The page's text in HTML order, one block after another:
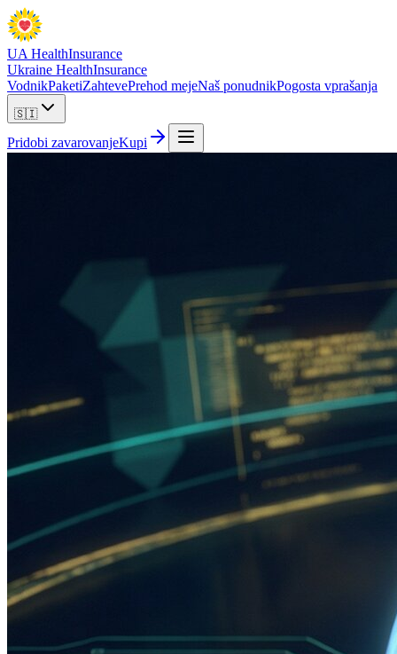
UA HealthInsurance
Ukraine HealthInsurance
VodnikPaketiZahtevePrehod mejeNaš ponudnikPogosta vprašanja
🇸🇮
Pridobi zavarovanjeKupi